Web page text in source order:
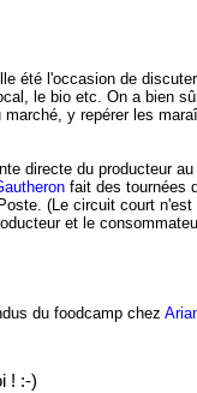
été l'occasion de
le bio etc. On a bien
y repérer les
directe du producteur
fait des tournées
(Le circuit court
et le
du foodcamp chez
! :-)